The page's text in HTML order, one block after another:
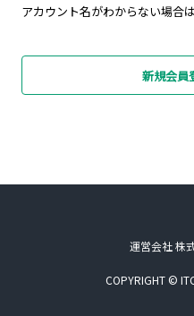
アカウント名がわからない場合は
新規会員
運営会社 株
COPYRIGHT ©